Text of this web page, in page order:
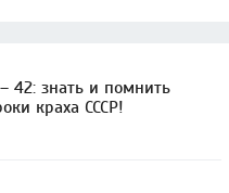
42: знать и помнить
краха СССР!